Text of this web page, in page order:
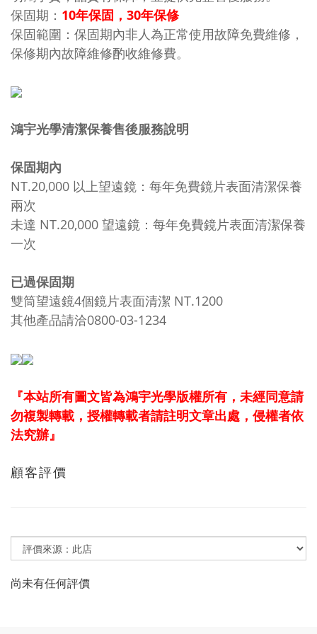
保固期： 10年保固，30年保修
保固範圍：保固期內非人為正常使用故障免費維修，
保修期內故障維修酌收維修費。
鴻宇光學清潔保養售後服務說明
保固期內
NT.20,000 以上望遠鏡：每年免費鏡片表面清潔保養
兩次
未達 NT.20,000 望遠鏡：每年免費鏡片表面清潔保養
一次
已過保固期
雙筒望遠鏡4個鏡片表面清潔 NT.1200
其他產品請洽0800-03-1234
『本站所有圖文皆為鴻宇光學版權所有，未經同意請
勿複製轉載，授權轉載者請註明文章出處，侵權者依
法究辦』
顧客評價
尚未有任何評價